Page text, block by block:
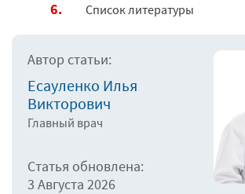
Список литературы
Автор статьи:
Есауленко Илья
Викторович
Главный врач
Статья обновлена:
3 Августа 2026